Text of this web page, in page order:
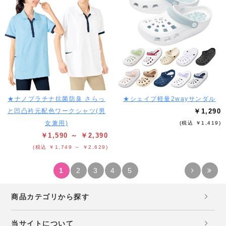
★ナノプラチナ抗菌防臭 さらっ
と凹凸衿元配色ワークシャツ(男
女兼用)
￥1,590 ～ ￥2,390
(税込 ￥1,749 ～ ￥2,629)
★シェイプ軽量2wayサンダル
￥1,290
(税込 ￥1,419)
1 2 3 4 5
商品カテゴリから探す
当サイトについて